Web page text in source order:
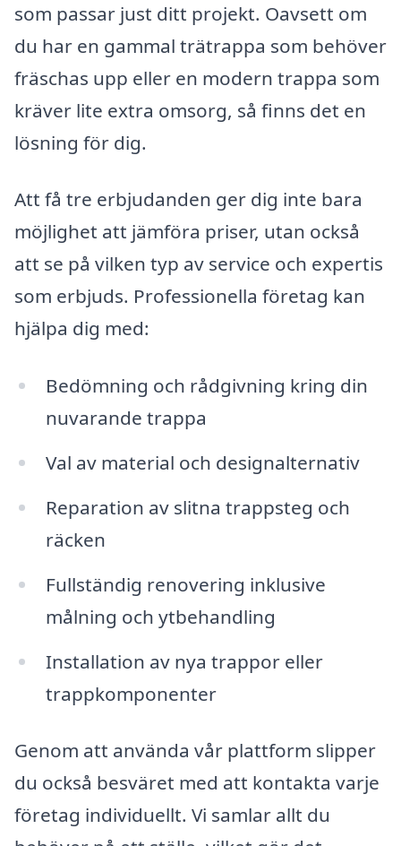
som passar just ditt projekt. Oavsett om
du har en gammal trätrappa som behöver
fräschas upp eller en modern trappa som
kräver lite extra omsorg, så finns det en
lösning för dig.
Att få tre erbjudanden ger dig inte bara
möjlighet att jämföra priser, utan också
att se på vilken typ av service och expertis
som erbjuds. Professionella företag kan
hjälpa dig med:
Bedömning och rådgivning kring din
nuvarande trappa
Val av material och designalternativ
Reparation av slitna trappsteg och
räcken
Fullständig renovering inklusive
målning och ytbehandling
Installation av nya trappor eller
trappkomponenter
Genom att använda vår plattform slipper
du också besväret med att kontakta varje
företag individuellt. Vi samlar allt du